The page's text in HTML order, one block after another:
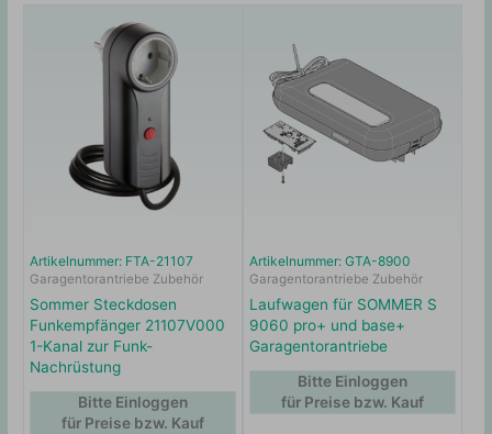
Artikelnummer: FTA-21107
Garagentorantriebe Zubehör
Sommer Steckdosen
Funkempfänger 21107V000
1-Kanal zur Funk-
Nachrüstung
Bitte Einloggen
für Preise bzw. Kauf
Artikelnummer: GTA-8900
Garagentorantriebe Zubehör
Laufwagen für SOMMER S
9060 pro+ und base+
Garagentorantriebe
Bitte Einloggen
für Preise bzw. Kauf